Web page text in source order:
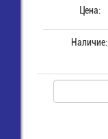
Цена:
Наличие: